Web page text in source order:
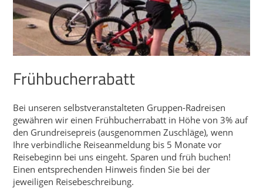
Frühbucherrabatt
Bei unseren selbstveranstalteten Gruppen-Radreisen
gewähren wir einen Frühbucherrabatt in Höhe von 3% auf
den Grundreisepreis (ausgenommen Zuschläge), wenn
Ihre verbindliche Reiseanmeldung bis 5 Monate vor
Reisebeginn bei uns eingeht. Sparen und früh buchen!
Einen entsprechenden Hinweis finden Sie bei der
jeweiligen Reisebeschreibung.